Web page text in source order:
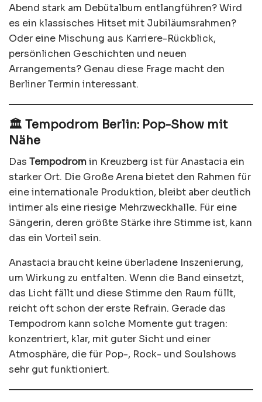
Abend stark am Debütalbum entlangführen? Wird
es ein klassisches Hitset mit Jubiläumsrahmen?
Oder eine Mischung aus Karriere-Rückblick,
persönlichen Geschichten und neuen
Arrangements? Genau diese Frage macht den
Berliner Termin interessant.
🏛️ Tempodrom Berlin: Pop-Show mit
Nähe
Das Tempodromin Kreuzberg ist für Anastacia ein
starker Ort. Die Große Arena bietet den Rahmen für
eine internationale Produktion, bleibt aber deutlich
intimer als eine riesige Mehrzweckhalle. Für eine
Sängerin, deren größte Stärke ihre Stimme ist, kann
das ein Vorteil sein.
Anastacia braucht keine überladene Inszenierung,
um Wirkung zu entfalten. Wenn die Band einsetzt,
das Licht fällt und diese Stimme den Raum füllt,
reicht oft schon der erste Refrain. Gerade das
Tempodrom kann solche Momente gut tragen:
konzentriert, klar, mit guter Sicht und einer
Atmosphäre, die für Pop-, Rock- und Soulshows
sehr gut funktioniert.